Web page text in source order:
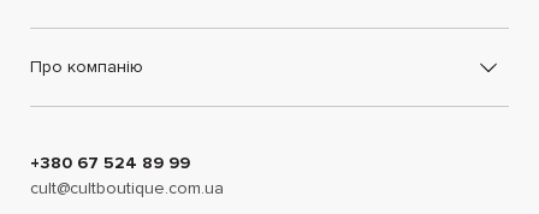
Про компанію
+380 67 524 89 99
cult@cultboutique.com.ua